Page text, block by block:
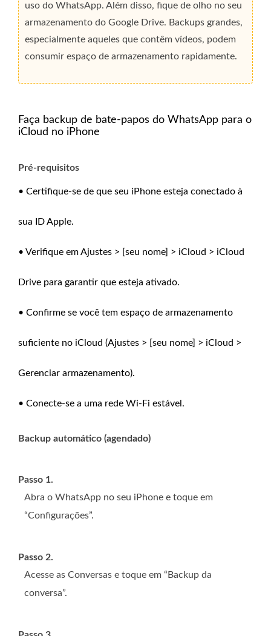
uso do WhatsApp. Além disso, fique de olho no seu
armazenamento do Google Drive. Backups grandes,
especialmente aqueles que contêm vídeos, podem
consumir espaço de armazenamento rapidamente.
Faça backup de bate-papos do WhatsApp para o
iCloud no iPhone
Pré-requisitos
• Certifique-se de que seu iPhone esteja conectado à
sua ID Apple.
• Verifique em Ajustes > [seu nome] > iCloud > iCloud
Drive para garantir que esteja ativado.
• Confirme se você tem espaço de armazenamento
suficiente no iCloud (Ajustes > [seu nome] > iCloud >
Gerenciar armazenamento).
• Conecte-se a uma rede Wi-Fi estável.
Backup automático (agendado)
Passo 1.
Abra o WhatsApp no ​​seu iPhone e toque em
“Configurações”.
Passo 2.
Acesse as Conversas e toque em “Backup da
conversa”.